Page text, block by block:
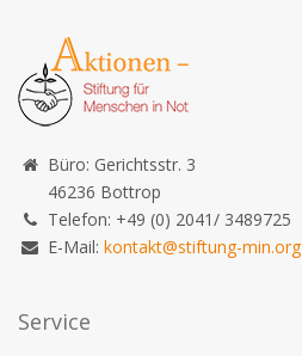
Büro: Gerichtsstr. 3
46236 Bottrop
Telefon: +49 (0) 2041/ 3489725
E-Mail: kontakt@stiftung-min.org
Service